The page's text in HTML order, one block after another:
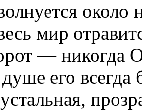
около
мир
— никогда
его всегда